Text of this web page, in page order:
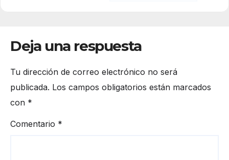
Deja una respuesta
Tu dirección de correo electrónico no será
publicada. Los campos obligatorios están marcados
con *
Comentario *